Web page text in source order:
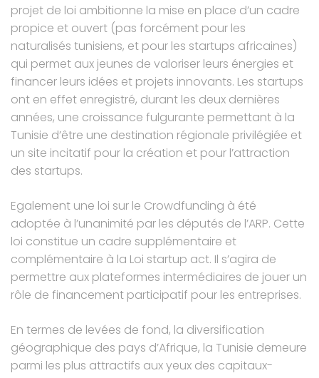
projet de loi ambitionne la mise en place d’un cadre
propice et ouvert (pas forcément pour les
naturalisés tunisiens, et pour les startups africaines)
qui permet aux jeunes de valoriser leurs énergies et
financer leurs idées et projets innovants. Les startups
ont en effet enregistré, durant les deux dernières
années, une croissance fulgurante permettant à la
Tunisie d’être une destination régionale privilégiée et
un site incitatif pour la création et pour l’attraction
des startups.
Egalement une loi sur le Crowdfunding à été
adoptée à l’unanimité par les députés de l’ARP. Cette
loi constitue un cadre supplémentaire et
complémentaire à la Loi startup act. Il s’agira de
permettre aux plateformes intermédiaires de jouer un
rôle de financement participatif pour les entreprises.
En termes de levées de fond, la diversification
géographique des pays d’Afrique, la Tunisie demeure
parmi les plus attractifs aux yeux des capitaux-